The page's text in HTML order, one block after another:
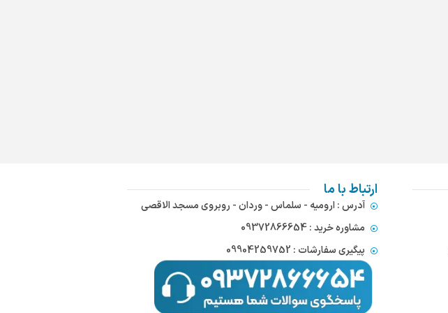
ارتباط با ما
آدرس : ارومیه - سلماس - وردان - روبروی مسجد الاقصی
مشاوره خرید : 09372866654
پیگیری سفارشات : 09904259752